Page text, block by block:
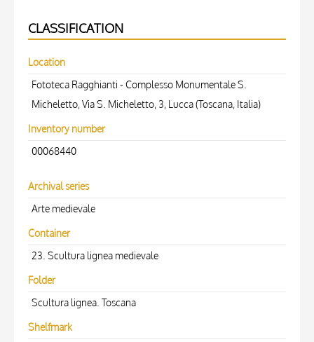
CLASSIFICATION
Location
Fototeca Ragghianti - Complesso Monumentale S.
Micheletto, Via S. Micheletto, 3, Lucca (Toscana, Italia)
Inventory number
00068440
Archival series
Arte medievale
Container
23. Scultura lignea medievale
Folder
Scultura lignea. Toscana
Shelfmark